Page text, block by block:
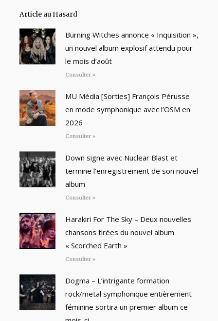
Article au Hasard
Burning Witches annonce « Inquisition »,
un nouvel album explosif attendu pour
le mois d’août
Consulter »
MU Média [Sorties] François Pérusse
en mode symphonique avec l’OSM en
2026
Consulter »
Down signe avec Nuclear Blast et
termine l’enregistrement de son nouvel
album
Consulter »
Harakiri For The Sky – Deux nouvelles
chansons tirées du nouvel album
« Scorched Earth »
Consulter »
Dogma – L’intrigante formation
rock/metal symphonique entièrement
féminine sortira un premier album ce